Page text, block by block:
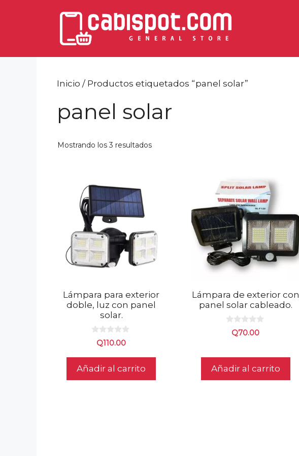
Inicio / Productos etiquetados “panel solar”
panel solar
Mostrando los 3 resultadosOrdenado
Lámpara para exterior
doble, luz con panel
solar.
Q110.00
Añadir al carrito
Lámpara de exterior con
panel solar cableado.
Q70.00
Añadir al carrito